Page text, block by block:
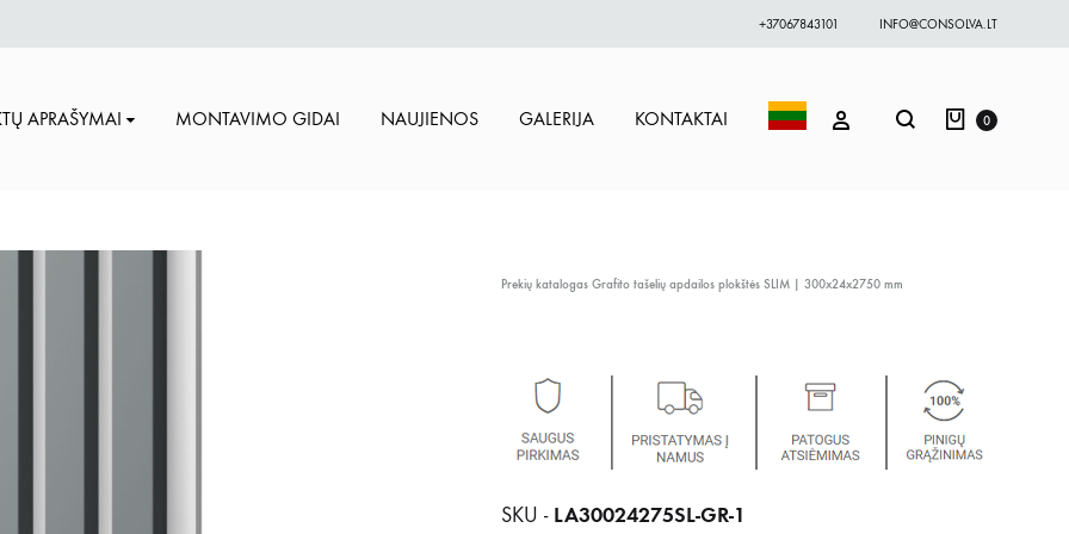
+37067843101 INFO@CONSOLVA.LT
APRAŠYMAI MONTAVIMO GIDAI NAUJIENOS GALERIJA KONTAKTAI PRISIJUNGTI
Paieška Krepšelis
0
Prekių katalogas Grafito tašelių apdailos plokštės SLIM | 300x24x2750 mm
SKU - LA30024275SL-GR-1